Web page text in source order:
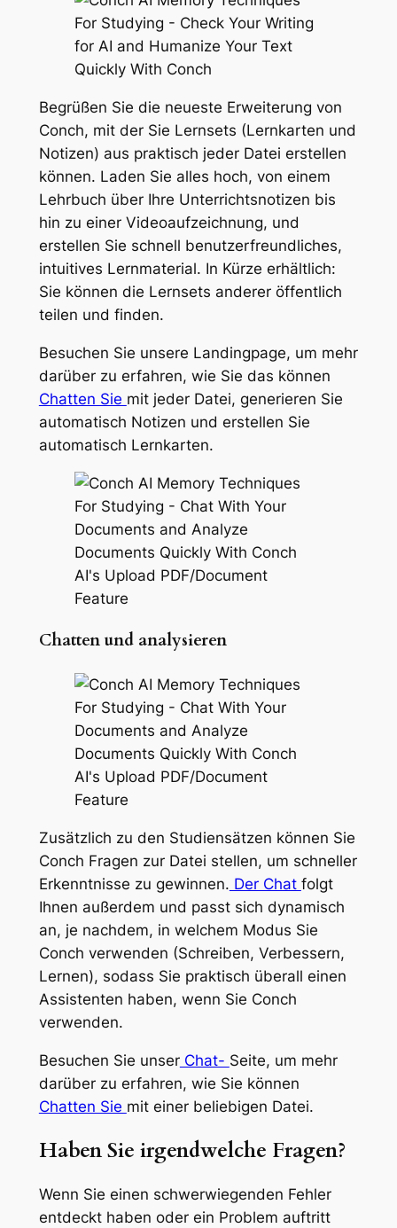
Begrüßen Sie die neueste Erweiterung von
Conch, mit der Sie Lernsets (Lernkarten und
Notizen) aus praktisch jeder Datei erstellen
können. Laden Sie alles hoch, von einem
Lehrbuch über Ihre Unterrichtsnotizen bis
hin zu einer Videoaufzeichnung, und
erstellen Sie schnell benutzerfreundliches,
intuitives Lernmaterial. In Kürze erhältlich:
Sie können die Lernsets anderer öffentlich
teilen und finden.
Besuchen Sie unsere Landingpage, um mehr
darüber zu erfahren, wie Sie das können
Chatten Sie mit jeder Datei, generieren Sie
automatisch Notizen und erstellen Sie
automatisch Lernkarten.
Chatten und analysieren
Zusätzlich zu den Studiensätzen können Sie
Conch Fragen zur Datei stellen, um schneller
Erkenntnisse zu gewinnen. Der Chat folgt
Ihnen außerdem und passt sich dynamisch
an, je nachdem, in welchem Modus Sie
Conch verwenden (Schreiben, Verbessern,
Lernen), sodass Sie praktisch überall einen
Assistenten haben, wenn Sie Conch
verwenden.
Besuchen Sie unserChat- Seite, um mehr
darüber zu erfahren, wie Sie können
Chatten Sie mit einer beliebigen Datei.
Haben Sie irgendwelche Fragen?
Wenn Sie einen schwerwiegenden Fehler
entdeckt haben oder ein Problem auftritt